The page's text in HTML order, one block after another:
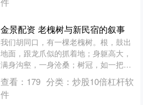
金景配资 老槐树与新民宿的叙事
我们胡同口，有一棵老槐树。根，鼓出
地面，跟龙爪似的抓着地；身躯高大，
满身沟壑，一身沧桑；树冠，如一把巨
伞，撑出一片荫凉。胡同人，常在下面
下棋、品茶、聊天。胡同，....
查看： 179 分类： 炒股10倍杠杆软
件